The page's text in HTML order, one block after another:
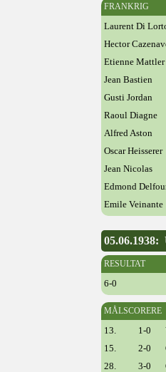
FRANKRIG
Laurent Di
Hector
Etienne Mattler
Jean Bastien
Gusti Jordan
Raoul Diagne
Alfred Aston
Oscar Heisserer
Jean Nicolas
Edmond
Emile Veinante
RESULTAT
6-0
MÅLSCORERE
13. 1-0
15.
2-0
28.
3-0